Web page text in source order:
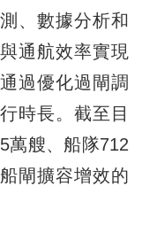
、數據分析和
通航效率實現
過優化過閘調
時長。截至目
萬艘、船隊712
閘擴容增效的